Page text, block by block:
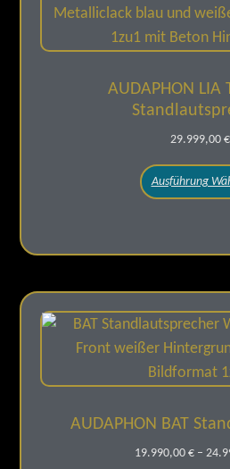
AUDAPHON LIA
29.999,00 €
Ausführung
AUDAPHON BAT
19.990,00 € –